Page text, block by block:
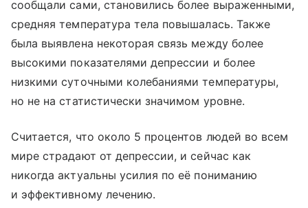
сообщали сами, становились более выраженными,
средняя температура тела повышалась. Также
была выявлена некоторая связь между более
высокими показателями депрессии и более
низкими суточными колебаниями температуры,
но не на статистически значимом уровне.
Считается, что около 5 процентов людей во всем
мире страдают от депрессии, и сейчас как
никогда актуальны усилия по её пониманию
и эффективному лечению.